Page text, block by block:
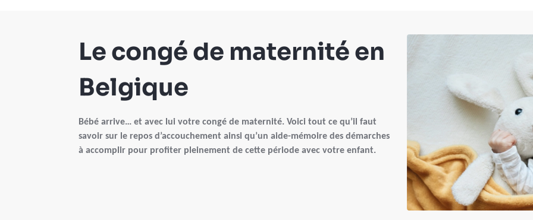
Le congé de maternité en
Belgique
Bébé arrive… et avec lui votre congé de maternité. Voici tout ce qu’il faut
savoir sur le repos d’accouchement ainsi qu’un aide-mémoire des démarches
à accomplir pour profiter pleinement de cette période avec votre enfant.